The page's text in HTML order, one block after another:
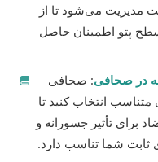
مدیریت می‌شود تا از
پتو اطمینان حاصل
در صحافی: صحافی
انتخاب کنید تا
برای تأثیر جسورانه و
ثابت شما تناسب دارد.